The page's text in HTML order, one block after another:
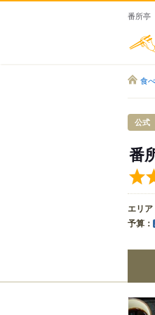
番所亭
食
公式
番
エリア
予算：